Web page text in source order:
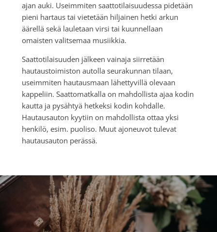
ajan auki. Useimmiten saattotilaisuudessa pidetään
pieni hartaus tai vietetään hiljainen hetki arkun
äärellä sekä lauletaan virsi tai kuunnellaan
omaisten valitsemaa musiikkia.
Saattotilaisuuden jälkeen vainaja siirretään
hautaustoimiston autolla seurakunnan tilaan,
useimmiten hautausmaan lähettyvillä olevaan
kappeliin. Saattomatkalla on mahdollista ajaa kodin
kautta ja pysähtyä hetkeksi kodin kohdalle.
Hautausauton kyytiin on mahdollista ottaa yksi
henkilö, esim. puoliso. Muut ajoneuvot tulevat
hautausauton perässä.